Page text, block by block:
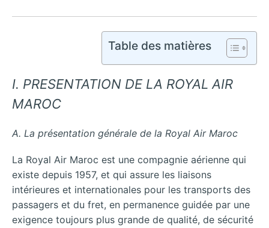
Table des matières
I. PRESENTATION DE LA ROYAL AIR
MAROC
A. La présentation générale de la Royal Air Maroc
La Royal Air Maroc est une compagnie aérienne qui
existe depuis 1957, et qui assure les liaisons
intérieures et internationales pour les transports des
passagers et du fret, en permanence guidée par une
exigence toujours plus grande de qualité, de sécurité